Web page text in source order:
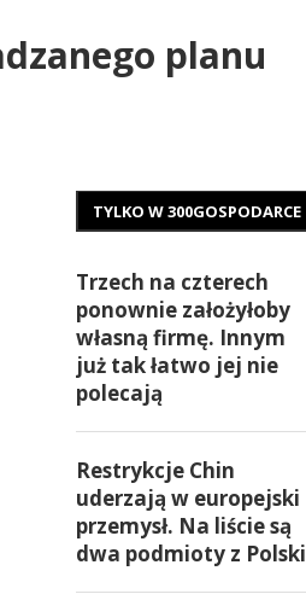
planu
TYLKO W 300GOSPODARCE
Trzech na czterech
ponownie założyłoby
własną firmę. Innym
już tak łatwo jej nie
polecają
Restrykcje Chin
uderzają w europejski
przemysł. Na liście są
dwa podmioty z Polski